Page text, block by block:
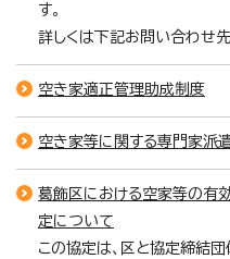
す。
詳しくは下記お問い合わせ
空き家適正管理助成制度
空き家等に関する専門家派
葛飾区における空家等の有
定について
この協定は、区と協定締結